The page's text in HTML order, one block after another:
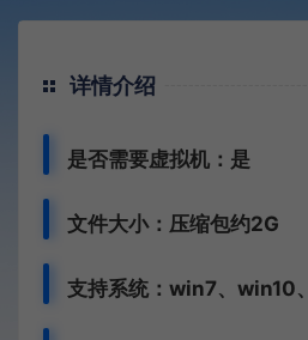
详情介绍
是否需要虚拟机：是
文件大小：压缩包约2G
支持系统：win7、win10